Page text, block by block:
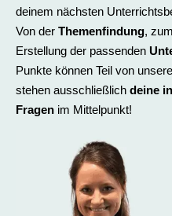
deinem nächsten
Von der Themenfindung, zum
Erstellung der passenden
Punkte können Teil von
stehen ausschließlich deine
Fragen im Mittelpunkt!